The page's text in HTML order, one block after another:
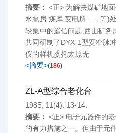
摘要： <正> 为解决煤矿地
水泵房,煤库,变电所……等)
较集中的遥信问题,西山矿务
共同研制了DYX-1型宽窄脉
仪的样机委托太原无
<摘要>(186)
ZL-A型综合老化台
1985, 11(4): 13-14.
摘要： <正> 电子元器件的
的有力措施之一。但由于元